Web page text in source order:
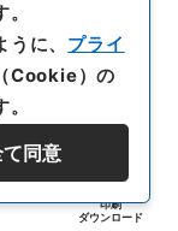
印刷
ダウンロード
に、 プライ
Cookie）の
同意